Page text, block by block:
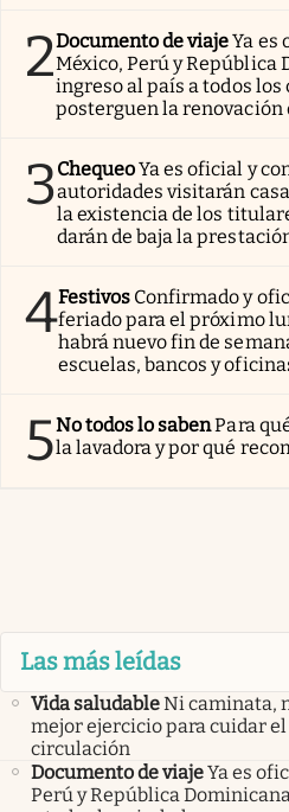
2Documento de viajeYa es
México, Perú y República
ingreso al país a todos los
posterguen la renovación
3ChequeoYa es oficial y
autoridades visitarán
la existencia de los
darán de baja la
4Festivos Confirmado y
feriado para el próximo
habrá nuevo fin de
escuelas, bancos y
5No todos lo sabenPara
la lavadora y por qué
Las más leídas
Vida saludableNi caminata,
mejor ejercicio para cuidar
circulación
Documento de viajeYa es
Perú y República